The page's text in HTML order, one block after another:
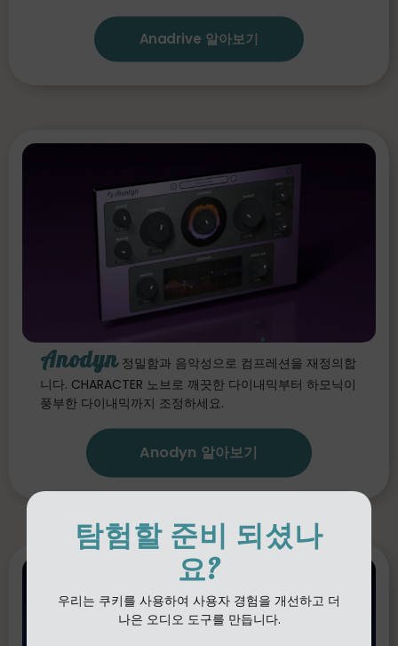
탐험할 준비 되셨나
요?
우리는 쿠키를 사용하여 사용자 경험을 개선하고 더
나은 오디오 도구를 만듭니다.
Anadrive 알아보기
Anodyn 정밀함과 음악성으로 컴프레션을 재정의합
니다. CHARACTER 노브로 깨끗한 다이내믹부터 하모닉이
풍부한 다이내믹까지 조정하세요.
Anodyn 알아보기